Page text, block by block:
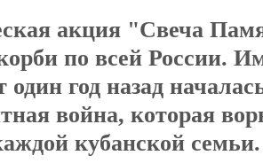
акция "Свеча
по всей России.
один год назад
война, которая
кубанской